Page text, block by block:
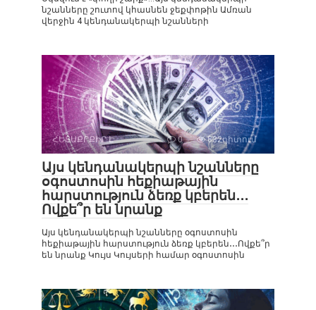
նշանները շուտով կհասնեն ջեքփոթին Ամռան
վերջին 4 կենդանակերպի նշանների
ՀԵՏԱՔՐՔԻՐ Է 0 832դիտում
Այս կենդանակերպի նշանները
օգոստոսին հեքիաթային
հարստություն ձեռք կբերեն․․․
Ովքե՞ր են նրանք
Այս կենդանակերպի նշանները օգոստոսին
հեքիաթային հարստություն ձեռք կբերեն․․․Ովքե՞ր
են նրանք Կույս Կույսերի համար օգոստոսին